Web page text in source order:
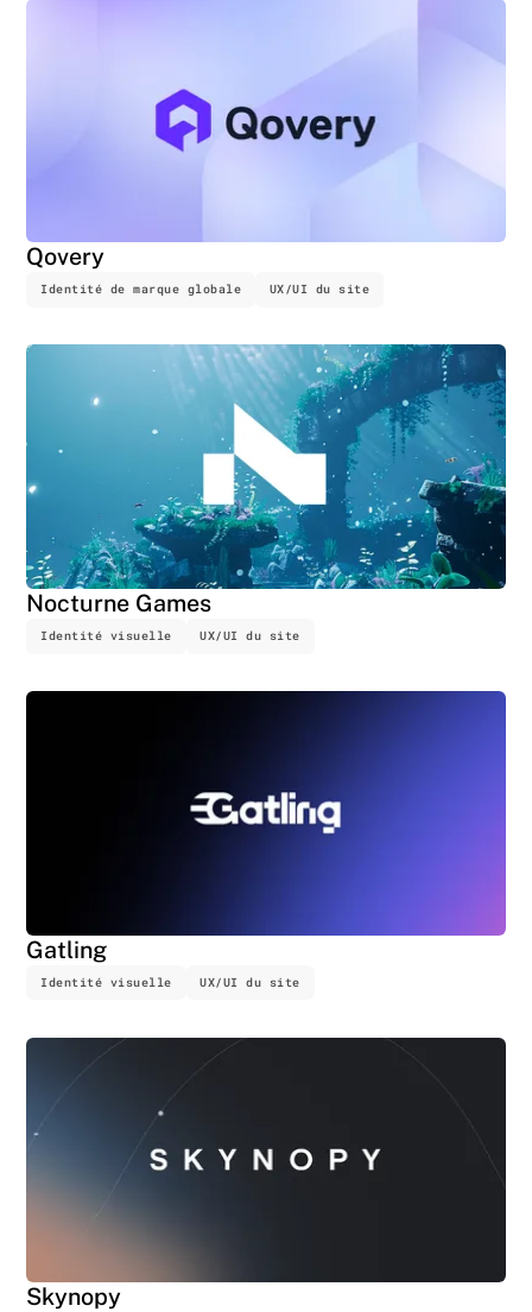
Qovery
Identité de marque globale UX/UI du site
Nocturne Games
Identité visuelle UX/UI du site
Gatling
Identité visuelle UX/UI du site
Skynopy